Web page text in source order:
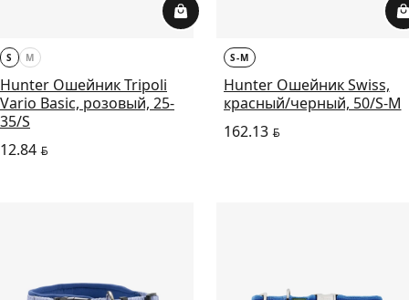
S M
Hunter Ошейник Tripoli
Vario Basic, розовый, 25-
35/S
12.84 BYN
S-M
Hunter Ошейник Swiss,
красный/черный, 50/S-M
162.13BYN